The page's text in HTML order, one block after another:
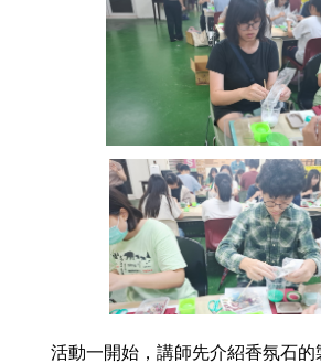
活動一開始，講師先介紹香氛石的